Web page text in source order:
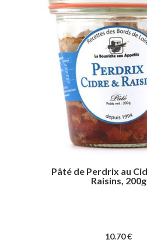
Pâté de Perdrix au
Raisins, 200g
10.70€